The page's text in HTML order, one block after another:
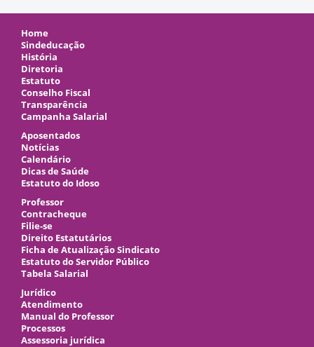
Home
Sindeducação
História
Diretoria
Estatuto
Conselho Fiscal
Transparência
Campanha Salarial
Aposentados
Notícias
Calendário
Dicas de Saúde
Estatuto do Idoso
Professor
Contracheque
Filie-se
Direito Estatutários
Ficha de Atualização Sindicato
Estatuto do Servidor Público
Tabela Salarial
Jurídico
Atendimento
Manual do Professor
Processos
Assessoria jurídica